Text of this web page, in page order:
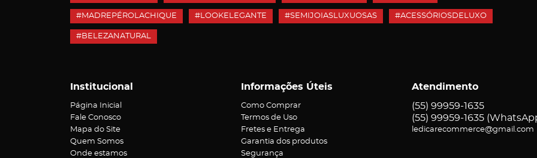
#MADREPÉROLACHIQUE #LOOKELEGANTE #SEMIJOIASLUXUOSAS #ACESSÓRIOSDELUXO
#BELEZANATURAL
Institucional
Página Inicial
Fale Conosco
Mapa do Site
Quem Somos
Onde estamos
Informações Úteis
Como Comprar
Termos de Uso
Fretes e Entrega
Garantia dos produtos
Segurança
Atendimento
(55) 99959-1635
(55) 99959-1635
ledicarecommerce@gmail.com